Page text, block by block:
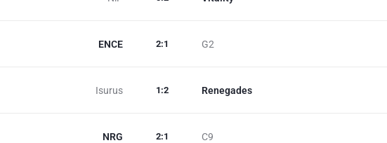
ENCE G2
2:1
Isurus Renegades
1 :2
NRG C9
2:1